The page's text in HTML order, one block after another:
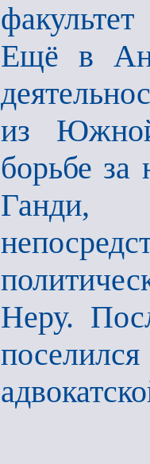
Ещё в
из
борьбе
Ганди,
Неру.